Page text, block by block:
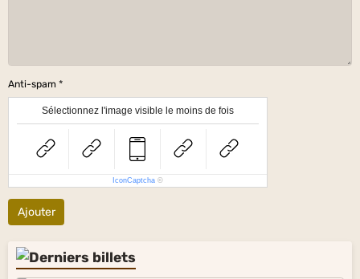
Anti-spam
Sélectionnez l'image visible le moins de fois
IconCaptcha ©
Ajouter